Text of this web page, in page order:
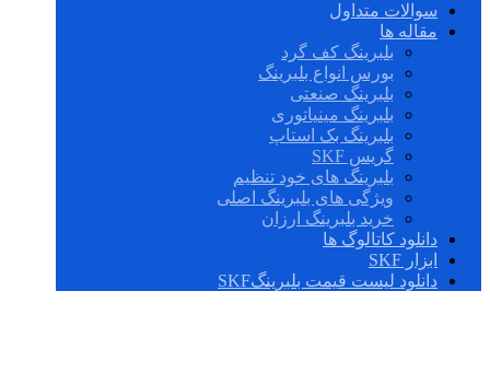
سوالات متداول
مقاله ها
بلبرینگ کف گرد
بورس انواع بلبرینگ
بلبرینگ صنعتی
بلبرینگ مینیاتوری
بلبرینگ بک استاپ
گریس SKF
بلبرینگ های خود تنظیم
ویژگی های بلبرینگ اصلی
خرید بلبرینگ ارزان
دانلود کاتالوگ ها
ابزار SKF
دانلود لیست قیمت بلبرینگSKF